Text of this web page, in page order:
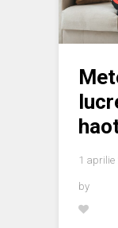
1 aprilie
by